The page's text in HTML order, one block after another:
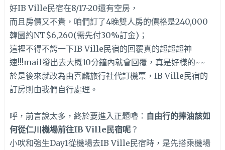
好IB Ville民宿在8/17-20還有空房，
而且房價又不貴，咱們訂了4晚雙人房的價格是240,000
韓圜約NT$6,260(需先付30%訂金)；
這裡不得不誇一下IB Ville民宿的回覆真的超超超神
速!!!mail發出去大概10分鐘內就會回覆，真是好樣的~~
於是後來就改為由喜麟旅行社代訂機票，IB Ville民宿的
訂房則由我們自行處理。
呼，前言說太多，終於要進入正題嚕： 自由行的捧油該如
何從仁川機場前往IB Ville民宿呢？
小吠和強生Day1從機場去IB Ville民宿時，是先搭乘機場